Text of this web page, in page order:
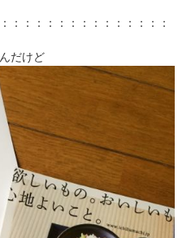
：：：：：：：：：：：：：
だけど